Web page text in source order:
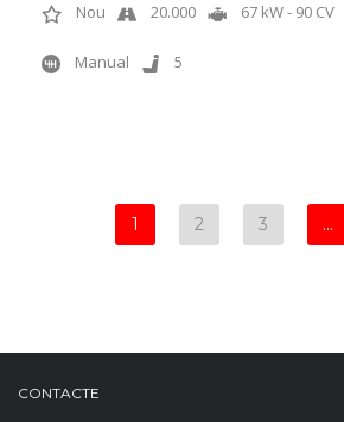
Nou 20.000 67 kW - 90 CV
Manual 5
1 2 3 …
CONTACTE